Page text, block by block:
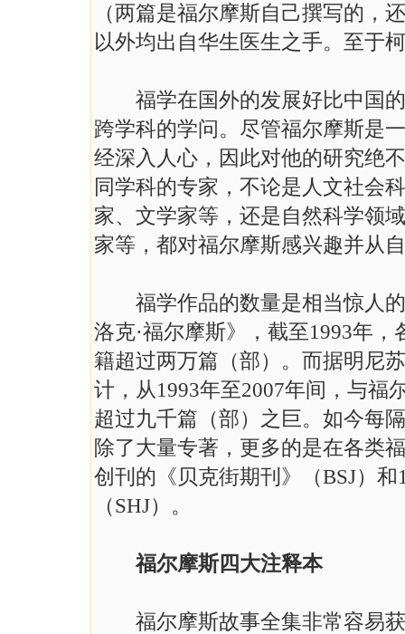
（两篇是福尔摩斯自己撰写的，
以外均出自华生医生之手。至于
福学在国外的发展好比中国的
跨学科的学问。尽管福尔摩斯是
经深入人心，因此对他的研究绝
同学科的专家，不论是人文社会
家、文学家等，还是自然科学领
家等，都对福尔摩斯感兴趣并从
福学作品的数量是相当惊人的
洛克·福尔摩斯》，截至1993年
籍超过两万篇（部）。而据明尼
计，从1993年至2007年间，与福
超过九千篇（部）之巨。如今每
除了大量专著，更多的是在各类
创刊的《贝克街期刊》（BSJ）
（SHJ）。
福尔摩斯四大注释本
福尔摩斯故事全集非常容易获